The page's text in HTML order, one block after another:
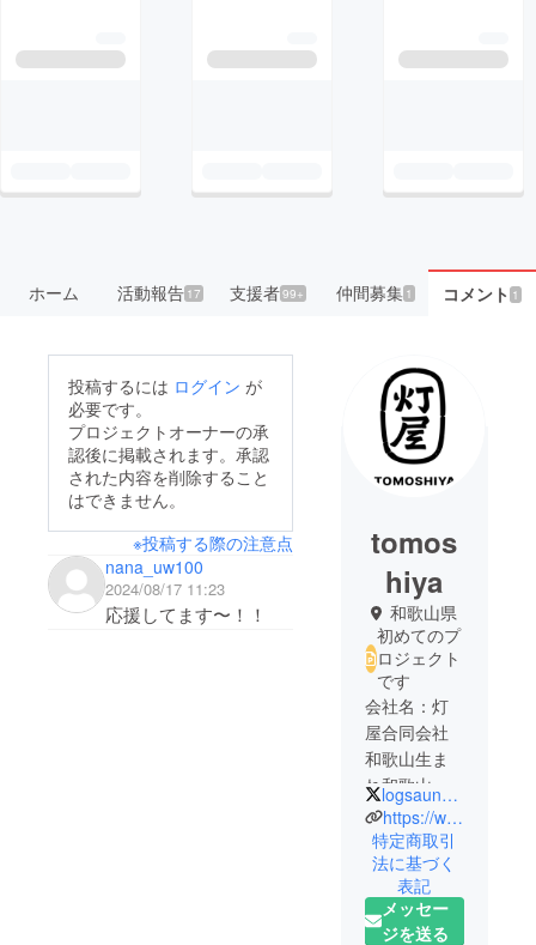
ホーム 活動報告17 支援者99+ 仲間募集 1 コメント 1
投稿するには ログイン が
必要です。
プロジェクトオーナーの承
認後に掲載されます。承認
された内容を削除すること
はできません。
※投稿する際の注意点
nana_uw100
2024/08/17 11:23
応援してます〜！！
tomos
hiya
和歌山県
初めてのプ
ロジェクト
です
会社名：灯
屋合同会社
和歌山生ま
れ和歌山育
ちの共同代
表2名で立ち
上げた会
社。
麳 聖貴
logsauna_nagomi
https://www.instagram.com/nagomi_wakayama_official
特定商取引
法に基づく
表記
メッセー
ジを送る